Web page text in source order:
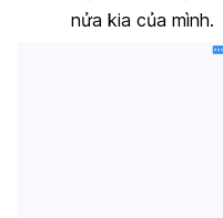
nửa kia của mình.